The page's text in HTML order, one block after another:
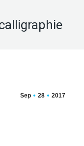
Sep 28 2017